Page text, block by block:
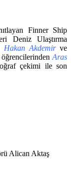
Finner Ship
Deniz Ulaştırma
Hakan Akdemirve
Aras
çekimi ile son